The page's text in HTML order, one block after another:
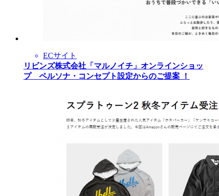
ECサイト
リビンズ株式会社「マルノイチ」オンラインショッ
プ ペルソナ・コンセプト設定からのご提案 ！